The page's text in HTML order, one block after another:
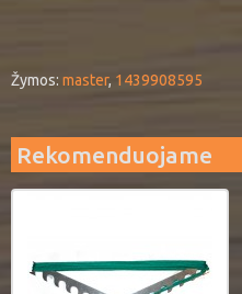
Žymos: master, 1439908595
Rekomenduojame